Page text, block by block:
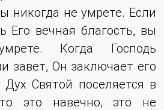
никогда не умрете. Если
Его вечная благость, вы
Когда Господь
завет, Он заключает его
Святой поселяется в
это навечно, это не